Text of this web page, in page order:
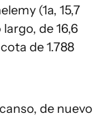
(1a, 15,7
de 16,6
de 1.788
de nuevo